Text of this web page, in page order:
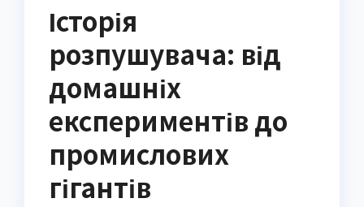
Історія
розпушувача: від
домашніх
експериментів до
промислових
гігантів